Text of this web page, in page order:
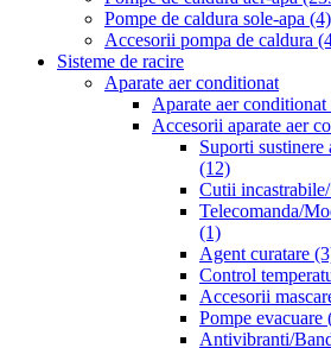
Pompe de caldura sole-apa (4)
Accesorii pompa de caldura
Sisteme de racire
Aparate aer conditionat
Aparate aer conditionat
Accesorii aparate aer
Suporti sustinere
(12)
Cutii
Telecomanda/
(1)
Agent curatare
Control
Accesorii
Pompe evacuare
Antivibranti/